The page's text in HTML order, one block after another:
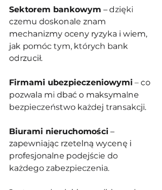
Sektorem bankowym – dzięki
czemu doskonale znam
mechanizmy oceny ryzyka i wiem,
jak pomóc tym, których bank
odrzucił.
Firmami ubezpieczeniowymi – co
pozwala mi dbać o maksymalne
bezpieczeństwo każdej transakcji.
Biurami nieruchomości –
zapewniając rzetelną wycenę i
profesjonalne podejście do
każdego zabezpieczenia.